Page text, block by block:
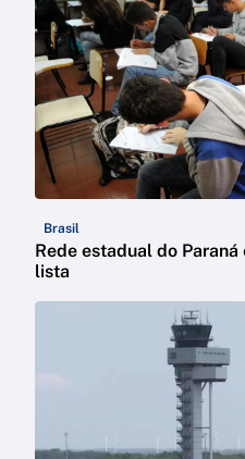
Brasil
Rede estadual do
lista